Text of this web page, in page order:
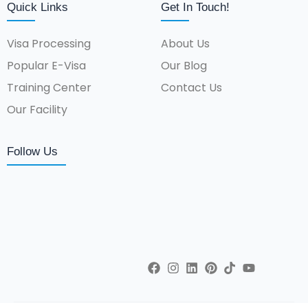
Quick Links
Visa Processing
Popular E-Visa
Training Center
Our Facility
Get In Touch!
About Us
Our Blog
Contact Us
Follow Us